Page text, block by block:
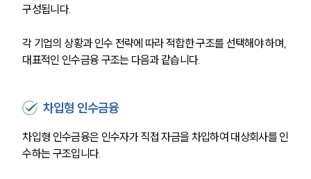
구성됩니다.
각 기업의 상황과 인수 전략에 따라 적합한 구조를 선택해야 하며,
대표적인 인수금융 구조는 다음과 같습니다.
차입형 인수금융
차입형 인수금융은 인수자가 직접 자금을 차입하여 대상회사를 인
수하는 구조입니다.